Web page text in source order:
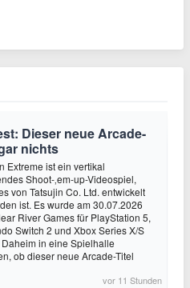
Dieser neue Arcade-
nichts
Extreme ist ein vertikal
Shoot-‚em-up-Videospiel,
von Tatsujin Co. Ltd. entwickelt
ist. Es wurde am 30.07.2026
River Games für PlayStation 5,
Switch 2 und Xbox Series X/S
in eine Spielhalle
ob dieser neue Arcade-Titel
vor 11 Stunden